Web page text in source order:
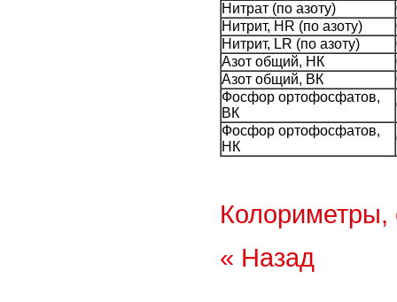
Нитрат (по азоту)
Нитрит, HR (по азоту)
Нитрит, LR (по азоту)
Азот общий, НК
Азот общий, ВК
Фосфор ортофосфатов,
ВК
Фосфор ортофосфатов,
НК
Колориметры,
« Назад